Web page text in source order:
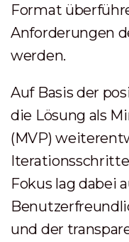
Format
Anforderungen
werden.
Auf Basis der
die Lösung als
(MVP)
Fokus lag dabei
und der